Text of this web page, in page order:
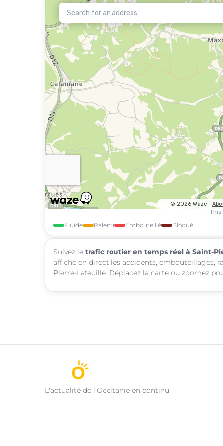
Fluide Ralenti Embouteillé Bloqué
Suivez le trafic routier en temps réel à Saint-
affiche en direct les accidents, embouteillages,
Pierre-Lafeuille. Déplacez la carte ou zoomez
L'actualité de l'Occitanie en continu